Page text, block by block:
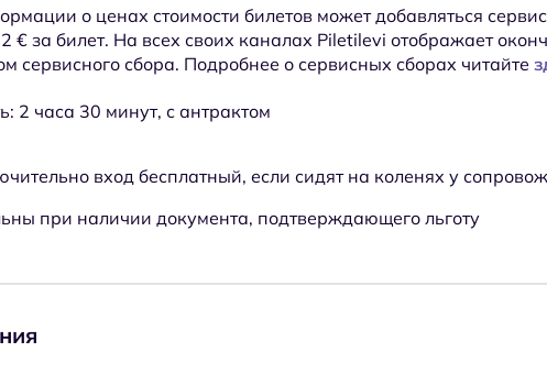
о ценах стоимости билетов может добавляться
€ за билет. На всех своих каналах Piletilevi отображает
сервисного сбора. Подробнее о сервисных сборах читайте
2 часа 30 минут, с антрактом
вход бесплатный, если сидят на коленях у
при наличии документа, подтверждающего льготу